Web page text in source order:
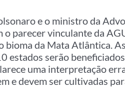
e o ministro da
parecer vinculante da
da Mata Atlântica.
estados serão
uma interpretação
e devem ser cultivadas